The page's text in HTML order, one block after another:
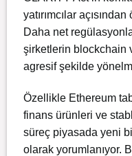
yatırımcılar
Daha net
şirketlerin blockchain
agresif şekilde
Özellikle Ethereum
finans ürünleri ve
süreç piyasada yeni
olarak yorumlanıyor.